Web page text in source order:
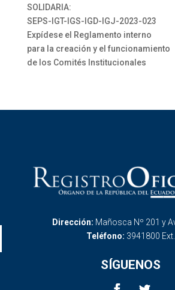
SOLIDARIA:
SEPS-IGT-IGS-IGD-IGJ-2023-023
Expídese el Reglamento interno
para la creación y el funcionamiento
de los Comités Institucionales
Dirección: Mañosca Nº 201 y
Teléfono: 3941800
SÍGUENOS